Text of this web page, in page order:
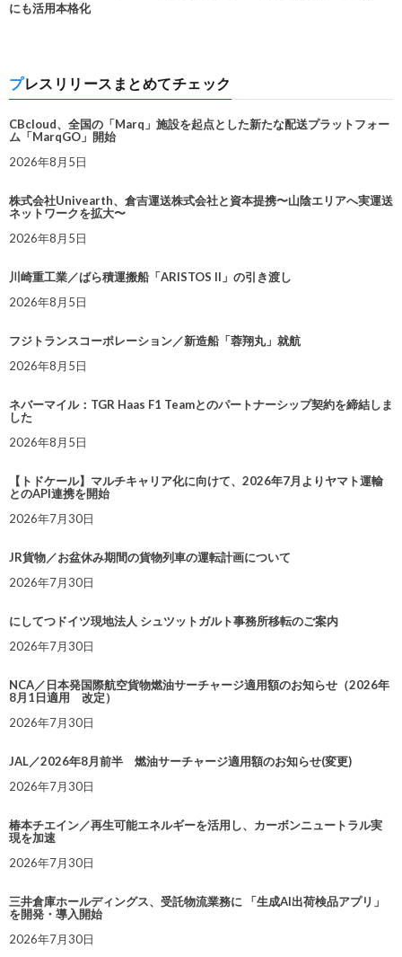
にも活用本格化
プレスリリースまとめてチェック
CBcloud、全国の「Marq」施設を起点とした新たな配送プラットフォー
ム「MarqGO」開始
2026年8月5日
株式会社Univearth、倉吉運送株式会社と資本提携〜山陰エリアへ実運送
ネットワークを拡大〜
2026年8月5日
川崎重工業／ばら積運搬船「ARISTOS II」の引き渡し
2026年8月5日
フジトランスコーポレーション／新造船「蓉翔丸」就航
2026年8月5日
ネバーマイル：TGR Haas F1 Teamとのパートナーシップ契約を締結しま
した
2026年8月5日
【トドケール】マルチキャリア化に向けて、2026年7月よりヤマト運輸
とのAPI連携を開始
2026年7月30日
JR貨物／お盆休み期間の貨物列車の運転計画について
2026年7月30日
にしてつドイツ現地法人 シュツットガルト事務所移転のご案内
2026年7月30日
NCA／日本発国際航空貨物燃油サーチャージ適用額のお知らせ（2026年
8月1日適用 改定）
2026年7月30日
JAL／2026年8月前半 燃油サーチャージ適用額のお知らせ(変更)
2026年7月30日
椿本チエイン／再生可能エネルギーを活用し、カーボンニュートラル実
現を加速
2026年7月30日
三井倉庫ホールディングス、受託物流業務に 「生成AI出荷検品アプリ」
を開発・導入開始
2026年7月30日